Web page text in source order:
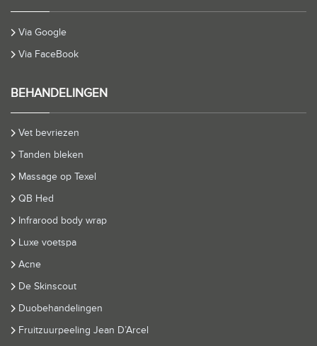
Via Google
Via FaceBook
BEHANDELINGEN
Vet bevriezen
Tanden bleken
Massage op Texel
QB Hed
Infrarood body wrap
Luxe voetspa
Acne
De Skinscout
Duobehandelingen
Fruitzuurpeeling Jean D’Arcel